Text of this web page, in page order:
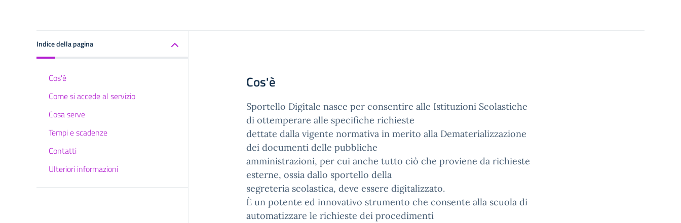
Indice della pagina
Cos'è
Come si accede al servizio
Cosa serve
Tempi e scadenze
Contatti
Ulteriori informazioni
Cos'è
Sportello Digitale nasce per consentire alle Istituzioni Scolastiche
di ottemperare alle specifiche richieste
dettate dalla vigente normativa in merito alla Dematerializzazione
dei documenti delle pubbliche
amministrazioni, per cui anche tutto ciò che proviene da richieste
esterne, ossia dallo sportello della
segreteria scolastica, deve essere digitalizzato.
È un potente ed innovativo strumento che consente alla scuola di
automatizzare le richieste dei procedimenti